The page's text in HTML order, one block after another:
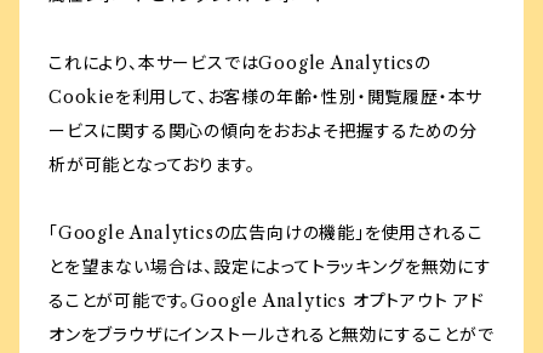
これにより、本サービスではGoogle Analyticsの
Cookieを利用して、お客様の年齢・性別・閲覧履歴・本サ
ービスに関する関心の傾向をおおよそ把握するための分
析が可能となっております。
「Google Analyticsの広告向けの機能」を使用されるこ
とを望まない場合は、設定によってトラッキングを無効にす
ることが可能です。Google Analytics オプトアウト アド
オンをブラウザにインストールされると無効にすることがで